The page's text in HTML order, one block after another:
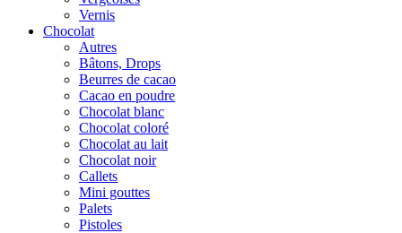
Vernis
Chocolat
Autres
Bâtons, Drops
Beurres de cacao
Cacao en poudre
Chocolat blanc
Chocolat coloré
Chocolat au lait
Chocolat noir
Callets
Mini gouttes
Palets
Pistoles